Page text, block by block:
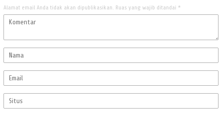
Alamat email Anda tidak akan dipublikasikan. Ruas yang wajib ditandai *